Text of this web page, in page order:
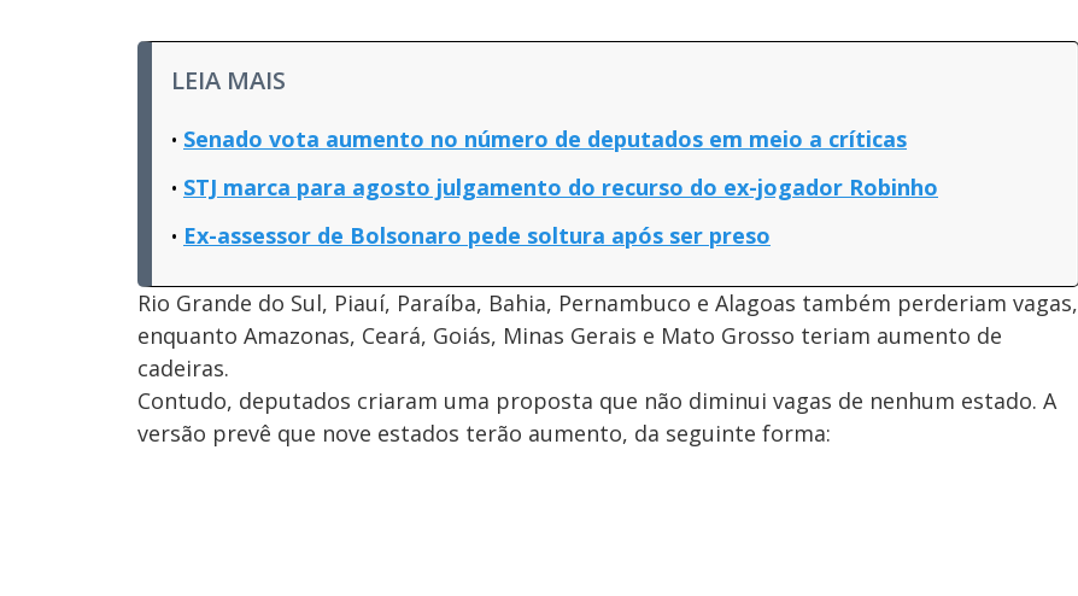
d
e
o
LEIA MAIS
Senado vota aumento no número de deputados em meio a críticas
STJ marca para agosto julgamento do recurso do ex-jogador Robinho
Ex-assessor de Bolsonaro pede soltura após ser preso
Rio Grande do Sul, Piauí, Paraíba, Bahia, Pernambuco e Alagoas também perderiam vagas,
enquanto Amazonas, Ceará, Goiás, Minas Gerais e Mato Grosso teriam aumento de
cadeiras.
Contudo, deputados criaram uma proposta que não diminui vagas de nenhum estado. A
versão prevê que nove estados terão aumento, da seguinte forma: